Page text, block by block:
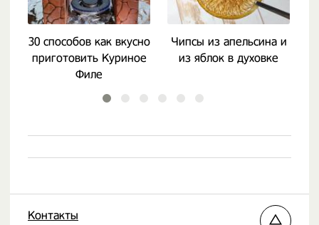
30 способов как вкусно
приготовить Куриное
Филе
Чипсы из апельсина и
из яблок в духовке
Контакты